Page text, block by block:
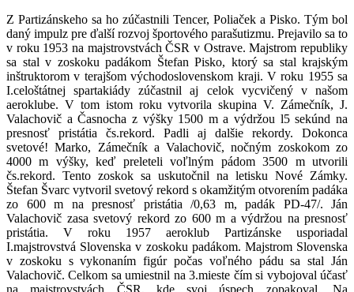
Z Partizánskeho sa ho zúčastnili Tencer, Poliaček a Pisko. Tým bol
daný impulz pre ďalší rozvoj športového parašutizmu. Prejavilo sa to
v roku 1953 na majstrovstvách ČSR v Ostrave. Majstrom republiky
sa stal v zoskoku padákom Štefan Pisko, ktorý sa stal krajským
inštruktorom v terajšom východoslovenskom kraji. V roku 1955 sa
I.celoštátnej spartakiády zúčastnil aj celok vycvičený v našom
aeroklube. V tom istom roku vytvorila skupina V. Zámečník, J.
Valachovič a Časnocha z výšky 1500 m a výdržou l5 sekúnd na
presnosť pristátia čs.rekord. Padli aj dalšie rekordy. Dokonca
svetové! Marko, Zámečník a Valachovič, nočným zoskokom zo
4000 m výšky, keď preleteli voľlným pádom 3500 m utvorili
čs.rekord. Tento zoskok sa uskutočnil na letisku Nové Zámky.
Štefan Švarc vytvoril svetový rekord s okamžitým otvorením padáka
zo 600 m na presnosť pristátia /0,63 m, padák PD-47/. Ján
Valachovič zasa svetový rekord zo 600 m a výdržou na presnosť
pristátia. V roku 1957 aeroklub Partizánske usporiadal
I.majstrovstvá Slovenska v zoskoku padákom. Majstrom Slovenska
v zoskoku s vykonaním figúr počas voľného pádu sa stal Ján
Valachovič. Celkom sa umiestnil na 3.mieste čím si vybojoval účasť
na majstrovstvách ČSR, kde svoj úspech zopakoval. Na